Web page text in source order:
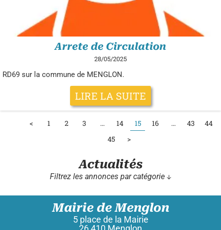
Arrete de Circulation
28/05/2025
RD69 sur la commune de MENGLON.
LIRE LA SUITE
< 1 2 3 ... 14 15 16 ... 43
44
45
>
Actualités
Filtrez les annonces par catégorie ↓
Mairie de Menglon
5 place de la Mairie